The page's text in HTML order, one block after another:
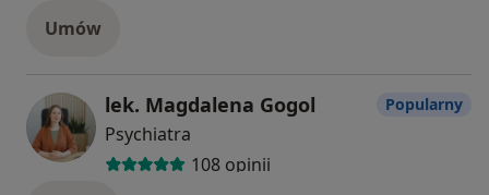
Umów
lek. Magdalena Gogol
Psychiatra
108 opinii
Popularny